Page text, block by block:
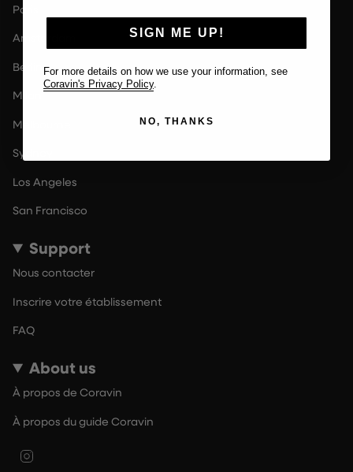
Paris
Amsterdam
Berlin
Milan
Melbourne
Sydney
Los Angeles
San Francisco
Support
Nous contacter
Inscrire votre établissement
FAQ
About us
À propos de Coravin
À propos du guide Coravin
SIGN ME UP!
For more details on how we use your information, see
Coravin's Privacy Policy.
NO, THANKS